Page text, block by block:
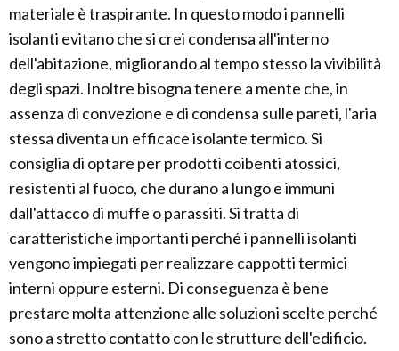
materiale è traspirante. In questo modo i pannelli
isolanti evitano che si crei condensa all'interno
dell'abitazione, migliorando al tempo stesso la vivibilità
degli spazi. Inoltre bisogna tenere a mente che, in
assenza di convezione e di condensa sulle pareti, l'aria
stessa diventa un efficace isolante termico. Si
consiglia di optare per prodotti coibenti atossici,
resistenti al fuoco, che durano a lungo e immuni
dall'attacco di muffe o parassiti. Si tratta di
caratteristiche importanti perché i pannelli isolanti
vengono impiegati per realizzare cappotti termici
interni oppure esterni. Di conseguenza è bene
prestare molta attenzione alle soluzioni scelte perché
sono a stretto contatto con le strutture dell'edificio.